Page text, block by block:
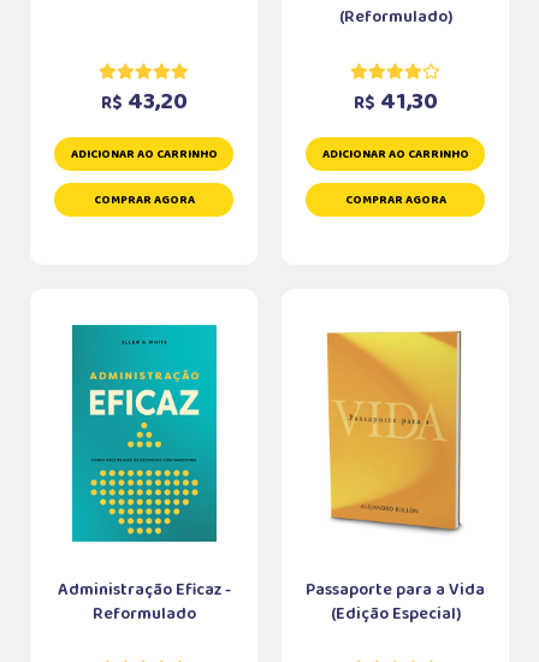
R$ 43,20
ADICIONAR AO CARRINHO
COMPRAR AGORA
(Reformulado)
R$ 41,30
ADICIONAR AO CARRINHO
COMPRAR AGORA
Administração Eficaz -
Reformulado
Passaporte para a Vida
(Edição Especial)